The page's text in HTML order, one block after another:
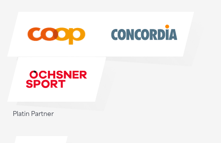
Platin Partner